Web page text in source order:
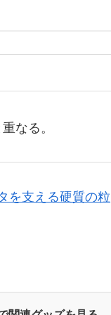
なる。
支える硬質の粒